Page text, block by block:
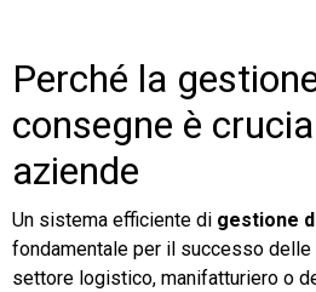
Perché la
consegne è
aziende
Un sistema efficiente di gestione
fondamentale per il successo delle
settore logistico, manifatturiero o